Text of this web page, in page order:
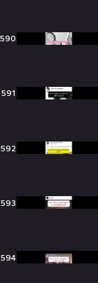
590
591
592
593
594